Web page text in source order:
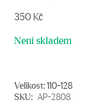
350 Kč
Není skladem
Velikost:110-128
SKU: AP-2808